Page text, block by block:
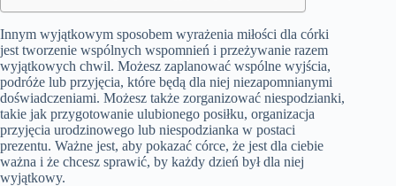
Innym wyjątkowym sposobem wyrażenia miłości dla córki
jest tworzenie wspólnych wspomnień i przeżywanie razem
wyjątkowych chwil. Możesz zaplanować wspólne wyjścia,
podróże lub przyjęcia, które będą dla niej niezapomnianymi
doświadczeniami. Możesz także zorganizować niespodzianki,
takie jak przygotowanie ulubionego posiłku, organizacja
przyjęcia urodzinowego lub niespodzianka w postaci
prezentu. Ważne jest, aby pokazać córce, że jest dla ciebie
ważna i że chcesz sprawić, by każdy dzień był dla niej
wyjątkowy.